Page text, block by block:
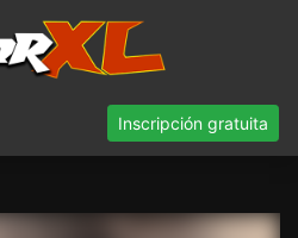
Inscripción gratuita